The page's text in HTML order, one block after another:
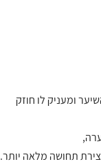
ומעניק לו חוזק
תחושה מלאה יותר.